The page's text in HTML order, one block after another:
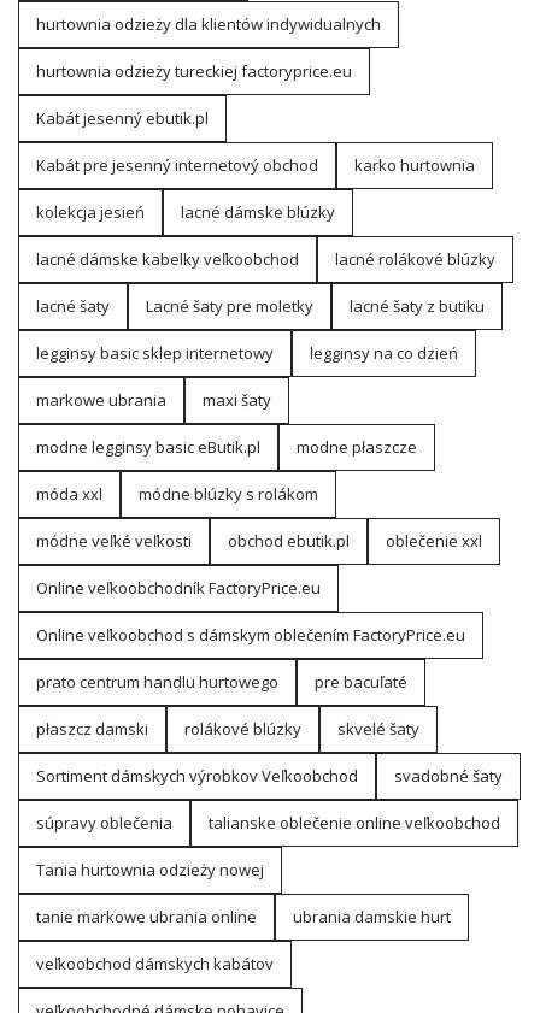
hurtownia odzieży dla klientów indywidualnych
hurtownia odzieży tureckiej factoryprice.eu
Kabát jesenný ebutik.pl
Kabát pre jesenný internetový obchod karko hurtownia
kolekcja jesień lacné dámske blúzky
lacné dámske kabelky veľkoobchod lacné rolákové blúzky
lacné šaty Lacné šaty pre moletky lacné šaty z butiku
legginsy basic sklep internetowy legginsy na co dzień
markowe ubrania maxi šaty
modne legginsy basic eButik.pl modne płaszcze
móda xxl módne blúzky s rolákom
módne veľké veľkosti obchod ebutik.pl oblečenie xxl
Online veľkoobchodník FactoryPrice.eu
Online veľkoobchod s dámskym oblečením FactoryPrice.eu
prato centrum handlu hurtowego pre bacuľaté
płaszcz damski rolákové blúzky skvelé šaty
Sortiment dámskych výrobkov Veľkoobchod svadobné šaty
súpravy oblečenia talianske oblečenie online veľkoobchod
Tania hurtownia odzieży nowej
tanie markowe ubrania online ubrania damskie hurt
veľkoobchod dámskych kabátov